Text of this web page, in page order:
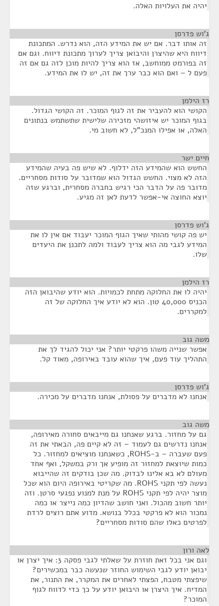
יהיה את העלויות האלה.
ג'וש פדרסן
זה אותו דבר. אם יש את המידע הזה, הוא נדרש. המתכונת
דיווח היא שהיצרן והיבואן צריך לערוך מתכונת דיווח. וגם אם
זה בפורמט ממוחשב, אז הוא צריך להיות מוכן לזה גם אם זה
פעם ל – ואם הוא כבר ערך את זה, יש לו את המידע.
רז הילמן
הקושי הוא להעביר את זה לגוף המוכר. זה הקושי הגדול.
בגוף המוכר יש איזושהי מזכירה שלישית שתשתמש בנתונים
האלה, או אפילו המנכ"ל, לא חשוב מי.
חיים ישר
החשש הוא שהמידע הזה ידלוף. לא שיש פה בעיה שהמידע
הזה לא מצוי. החשש הגדול הוא שמדובר על סודות מסחריים.
מדובר פה על הדבר הכי רגיש בחברה מסחרית, וברגע שזה
יוצא החוצה אי-אפשר לדעת לאן זה מגיע.
ג'וש פדרסן
יש פה קושי מהותי שאיך הגוף המוכר יעבוד אם אין לו את
המידע לגבי מה הוא צריך לעבוד ולמה לתכנן את היעדים
שלו.
רז הילמן
יהיה לו את החלוקה מתחת לכמויות. הוא יודע שהיבואן הזה
הכניס 40,000 טון. הוא לא יודע איך החלוקה של זה
למקררים.
משה גוב
אפשר שנייה משהו פרקטי יותר? אני יכול להגיד לך את
התהליך עוד פעם, איך שהוא עובד באירופה, מאוד קל.
ג'וש פדרסן
אנחנו לא מדברים על פסולת, אנחנו מדברים על מכירה.
משה גוב
גם על מחזור. ברגע שאנחנו גם מייבאים סחורה מאירופה,
אנחנו נדרשים גם לעמוד – זה לא קיים פה, הבאתי את זה
פעם שעברה – ב-ROHS, כשאנחנו מוציאים למחזור. כל
כמות שיוצאת למחזור זה מופיע אך ורק במשקל, ואף אחד
מעולם לא בא אלינו לבדוק. מה שכן בודקים זה שהייבוא
נעשה לפי תקני ROHS. מה שקריטי באירופה היום הוא שכל
מוצר יהיה לפי תקני ROHS על מנת למנוע נפגעי סרטן. וזה
יותר חשוב מהכול. ואני חושב שהדיון כמה נייצר או כמה
נמכור הוא לא פרקטי בכלל בנושא. מדוע אתם רוצים לרדת
לפרטים כאלו שהם סודות מסחריים?
לאה ורון
וגם אני בכל זאת חוזרת על שאלתי לגבי פסקה 3: איך יצרן או
יבואן יודע לגבי השימוש החוזר שנעשה כבר במכשירים?
שיפצתי מטבח, הפצתי לאחרים את המקרר, את התנור, את
המדיח. איך היצרן או היבואן יודע על כך כדי לדווח לגוף
המוכר?